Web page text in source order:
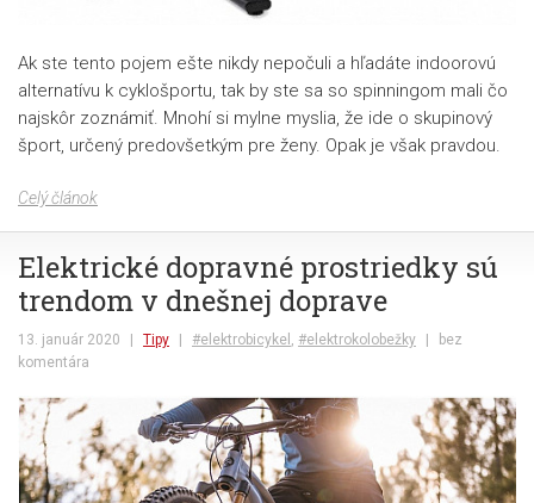
Ak ste tento pojem ešte nikdy nepočuli a hľadáte indoorovú
alternatívu k cyklošportu, tak by ste sa so spinningom mali čo
najskôr zoznámiť. Mnohí si mylne myslia, že ide o skupinový
šport, určený predovšetkým pre ženy. Opak je však pravdou.
Celý článok
Elektrické dopravné prostriedky sú
trendom v dnešnej doprave
13. január 2020 Tipy #elektrobicykel , #elektrokolobežky
bez
komentára